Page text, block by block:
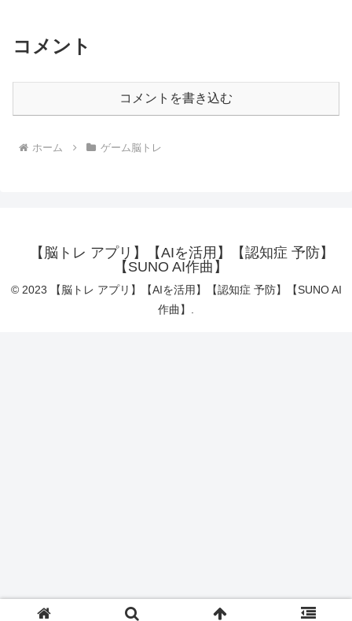
コメント
コメントを書き込む
ホーム ゲーム脳トレ
【脳トレ アプリ】【AIを活用】【認知症 予防】
【SUNO AI作曲】
© 2023 【脳トレ アプリ】【AIを活用】【認知症 予防】【SUNO AI
作曲】.